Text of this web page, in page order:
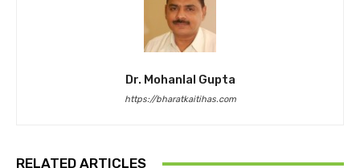
Dr. Mohanlal Gupta
https://bharatkaitihas.com
RELATED ARTICLES